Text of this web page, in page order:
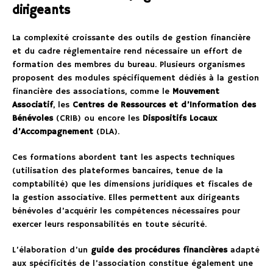
dirigeants
La complexité croissante des outils de gestion financière
et du cadre réglementaire rend nécessaire un effort de
formation des membres du bureau. Plusieurs organismes
proposent des modules spécifiquement dédiés à la gestion
financière des associations, comme le Mouvement
Associatif, les Centres de Ressources et d’Information des
Bénévoles(CRIB) ou encore les Dispositifs Locaux
d’Accompagnement (DLA).
Ces formations abordent tant les aspects techniques
(utilisation des plateformes bancaires, tenue de la
comptabilité) que les dimensions juridiques et fiscales de
la gestion associative. Elles permettent aux dirigeants
bénévoles d’acquérir les compétences nécessaires pour
exercer leurs responsabilités en toute sécurité.
L’élaboration d’un guide des procédures financièresadapté
aux spécificités de l’association constitue également une